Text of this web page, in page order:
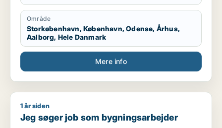
Område
Storkøbenhavn, København, Odense, Århus,
Aalborg, Hele Danmark
Mere info
Jeg søger job som bygningsarbejder
1 år siden
Jeg søger job som bygningsarbejder